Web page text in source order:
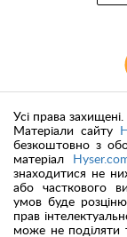
Усі права захищені.
Матеріали сайту
безкоштовно з
матеріал
знаходитися не
або часткового
умов буде
прав
може не поділяти